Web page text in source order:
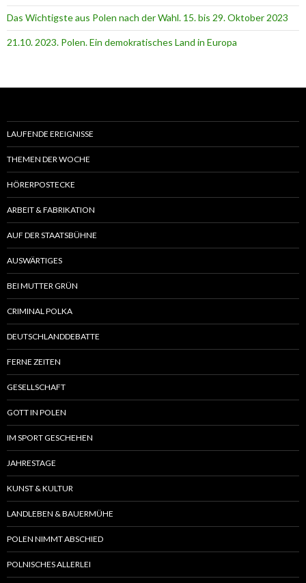
Das Wichtigste aus Polen nach der Wahl. 15. bis 29. Oktober 2023
21.10. 2023. Polen. Ein demokratisches Land in Europa
LAUFENDE EREIGNISSE
THEMEN DER WOCHE
HÖRERPOSTECKE
ARBEIT & FABRIKATION
AUF DER STAATSBÜHNE
AUSWÄRTIGES
BEI MUTTER GRÜN
CRIMINAL POLKA
DEUTSCHLANDDEBATTE
FERNE ZEITEN
GESELLSCHAFT
GOTT IN POLEN
IM SPORT GESCHEHEN
JAHRESTAGE
KUNST & KULTUR
LANDLEBEN & BAUERMÜHE
POLEN NIMMT ABSCHIED
POLNISCHES ALLERLEI